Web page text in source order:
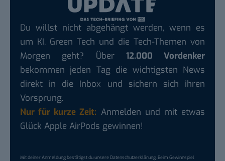
Du willst nicht abgehängt werden, wenn es
um KI, Green Tech und die Tech-Themen von
Morgen geht? Über 12.000 Vordenker
bekommen jeden Tag die wichtigsten News
direkt in die Inbox und sichern sich ihren
Vorsprung.
Nur für kurze Zeit: Anmelden und mit etwas
Glück Apple AirPods gewinnen!
Mit deiner Anmeldung bestätigst du unsereDatenschutzerklärung. Beim Gewinnspiel